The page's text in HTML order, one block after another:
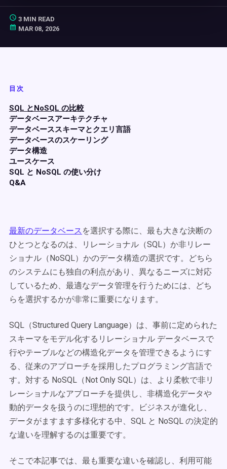
3 MIN READ
MAR 08, 2026
目次
SQL とNoSQL の比較
データベースアーキテクチャ
データベーススキーマとクエリ言語
データベースのスケーリング
データ構造
ユースケース
SQL と NoSQL の使い分け
Q&A
最新のデータベース を選択する際に、最も大きな決断の
ひとつとなるのは、リレーショナル（SQL）か非リレー
ショナル（NoSQL）かのデータ構造の選択です。どちら
のシステムにも独自の利点があり、異なるニーズに対応
しているため、最適なデータ管理を行うためには、どち
らを選択するかが非常に重要になります。
SQL（Structured Query Language）は、事前に定められた
スキーマをモデル化するリレーショナル データベースで
行やテーブルなどの構造化データを管理できるようにす
る、従来のアプローチを採用したプログラミング言語で
す。対する NoSQL（Not Only SQL）は、より柔軟で非リ
レーショナルなアプローチを提供し、非構造化データや
動的データを扱うのに理想的です。ビジネスが進化し、
データがますます多様化する中、SQL と NoSQL の決定的
な違いを理解するのは重要です。
そこで本記事では、最も重要な違いを確認し、利用可能